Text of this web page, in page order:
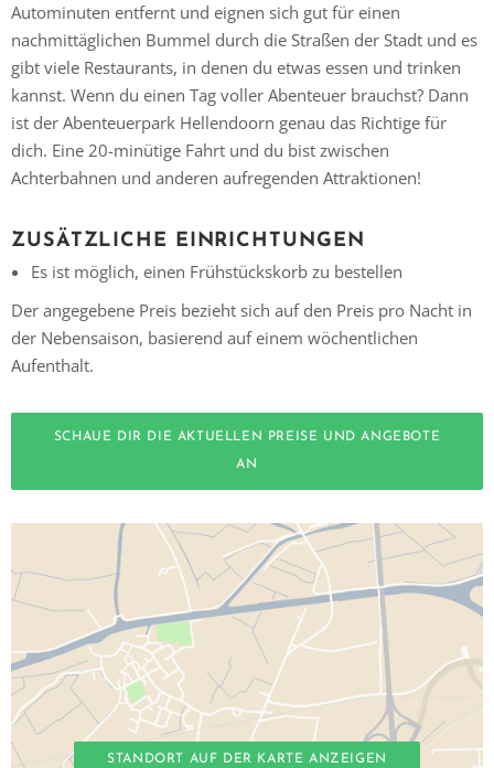
Autominuten entfernt und eignen sich gut für einen
nachmittäglichen Bummel durch die Straßen der Stadt und es
gibt viele Restaurants, in denen du etwas essen und trinken
kannst. Wenn du einen Tag voller Abenteuer brauchst? Dann
ist der Abenteuerpark Hellendoorn genau das Richtige für
dich. Eine 20-minütige Fahrt und du bist zwischen
Achterbahnen und anderen aufregenden Attraktionen!
ZUSÄTZLICHE EINRICHTUNGEN
Es ist möglich, einen Frühstückskorb zu bestellen
Der angegebene Preis bezieht sich auf den Preis pro Nacht in
der Nebensaison, basierend auf einem wöchentlichen
Aufenthalt.
SCHAUE DIR DIE AKTUELLEN PREISE UND ANGEBOTE
AN
STANDORT AUF DER KARTE ANZEIGEN